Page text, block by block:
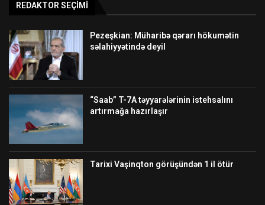
REDAKTOR SEÇIMI
Pezeşkian: Müharibə qərarı hökumətin
səlahiyyətində deyil
“Saab” T-7A təyyarələrinin istehsalını
artırmağa hazırlaşır
Tarixi Vaşinqton görüşündən 1 il ötür